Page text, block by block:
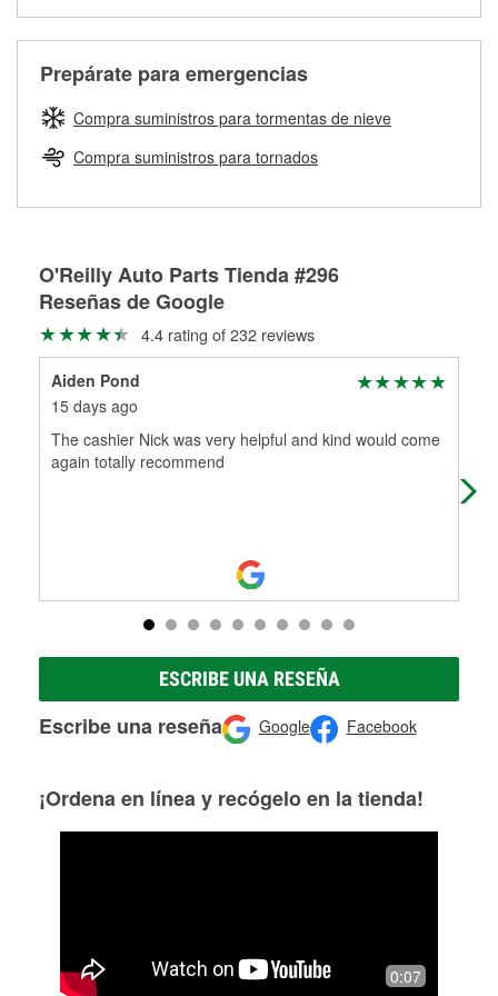
partes de reemplazo correctas para tu reparación.
Rectificación de tambores y discos de freno
Prepárate para emergencias
Compra suministros para tormentas de nieve
Compra suministros para tornados
O'Reilly Auto Parts Tienda #296
Reseñas de Google
4.4 rating of 232 reviews
Aiden Pond
15 days ago
The cashier Nick was very helpful and kind would come
again totally recommend
ESCRIBE UNA RESEÑA
Escribe una reseña Google Facebook
¡Ordena en línea y recógelo en la tienda!
0:07